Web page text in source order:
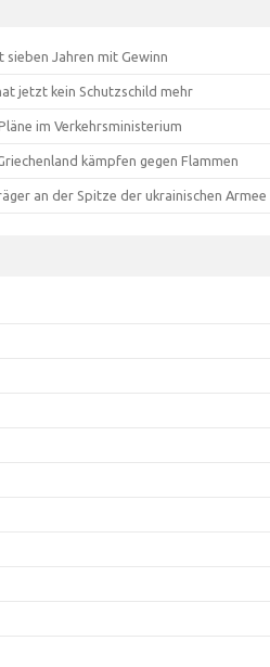
Jahren mit Gewinn
jetzt kein Schutzschild mehr
im Verkehrsministerium
kämpfen gegen Flammen
an der Spitze der ukrainischen Armee